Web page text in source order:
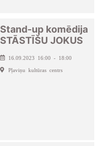
Stand-up komēdija
STĀSTĪŠU JOKUS
16.09.2023 16:00 - 18:00
Pļaviņu kultūras centrs